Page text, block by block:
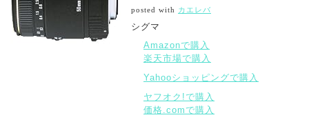
posted with カエレバ
シグマ
Amazonで購入
楽天市場で購入
Yahooショッピングで購入
ヤフオク!で購入
価格.comで購入